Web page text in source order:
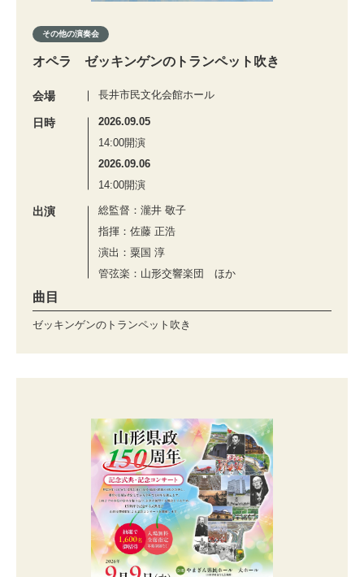
その他の演奏会
オペラ ゼッキンゲンのトランペット吹き
会場 長井市民文化会館ホール
日時
2026.09.05
14:00開演
2026.09.06
14:00開演
出演
総監督：瀧井 敬子
指揮：佐藤 正浩
演出：粟国 淳
管弦楽：山形交響楽団 ほか
曲目
ゼッキンゲンのトランペット吹き